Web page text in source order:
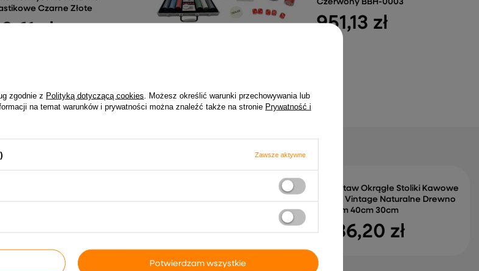
Czarne Złote
zł 951,13 zł
Quad Na Akumulator ATV 6 Kół
Zestaw Okrągłe Stoliki Kawowe
3w1 Vintage Naturalne Drewno
51cm 40cm 30cm
136,20 zł
zgodnie z Polityką dotyczącą cookies . Możesz określić warunki przechowywania lub
na temat warunków i prywatności można znaleźć także na stronie Prywatność i
Zawsze aktywne
Potwierdzam wszystkie